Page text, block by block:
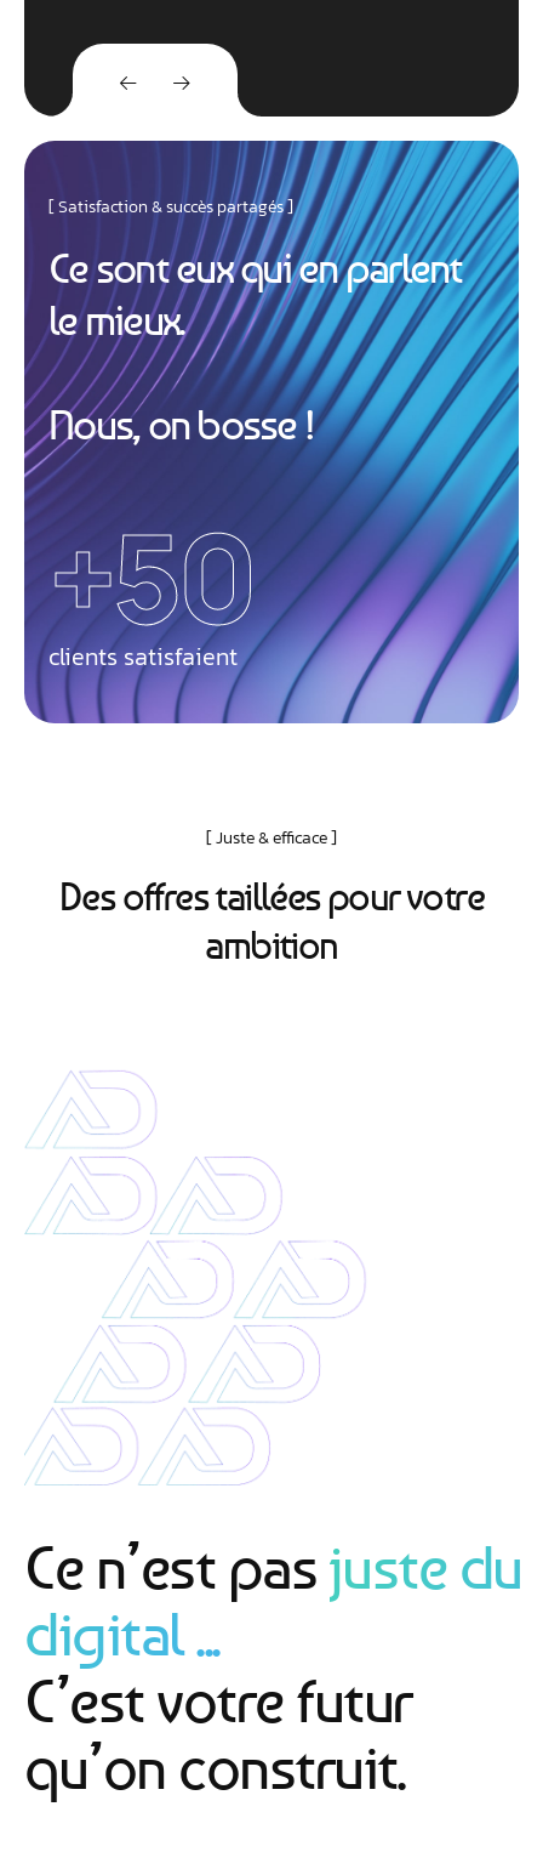
Satisfaction & succès partagés
Cesonteuxquienparlent
lemieux.
Nous,onbosse!
clients satisfaient
+50
Juste & efficace
Desoffrestailléespourvotre
ambition
Ce n’est pasjuste du
digital ...
C’est votre futur
qu’on construit.